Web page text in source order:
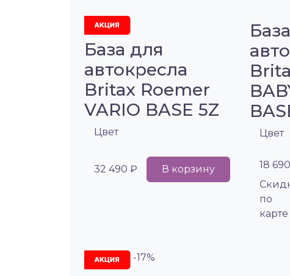
База для
автокресла
Britax Roemer
VARIO BASE 5Z
Цвет
32 490 ₽ В корзину
Цвет
18
по
карте
-17%